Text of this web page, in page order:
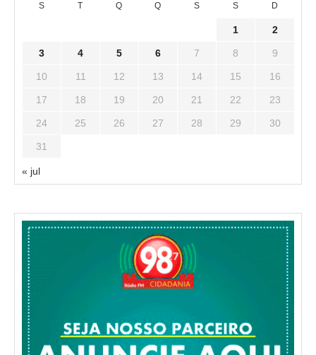
S T Q Q S S D
1 2
3 4 5 6 7 8 9
10 11 12 13 14 15 16
17 18 19 20 21 22 23
24 25 26 27 28 29 30
31
« jul